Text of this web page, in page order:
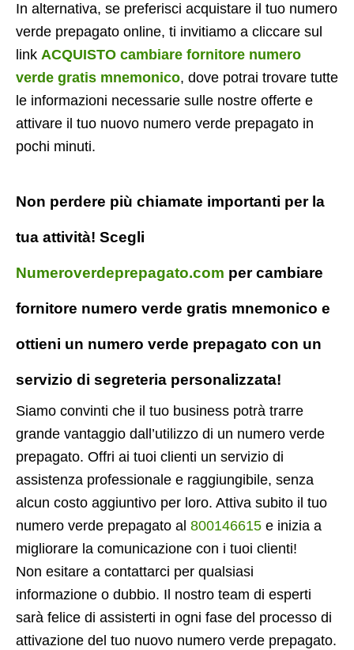
In alternativa, se preferisci acquistare il tuo numero
verde prepagato online, ti invitiamo a cliccare sul
link ACQUISTO cambiare fornitore numero
verde gratis mnemonico, dove potrai trovare tutte
le informazioni necessarie sulle nostre offerte e
attivare il tuo nuovo numero verde prepagato in
pochi minuti.
Non perdere più chiamate importanti per la
tua attività! Scegli
Numeroverdeprepagato.com per cambiare
fornitore numero verde gratis mnemonico e
ottieni un numero verde prepagato con un
servizio di segreteria personalizzata!
Siamo convinti che il tuo business potrà trarre
grande vantaggio dall’utilizzo di un numero verde
prepagato. Offri ai tuoi clienti un servizio di
assistenza professionale e raggiungibile, senza
alcun costo aggiuntivo per loro. Attiva subito il tuo
numero verde prepagato al 800146615 e inizia a
migliorare la comunicazione con i tuoi clienti!
Non esitare a contattarci per qualsiasi
informazione o dubbio. Il nostro team di esperti
sarà felice di assisterti in ogni fase del processo di
attivazione del tuo nuovo numero verde prepagato.